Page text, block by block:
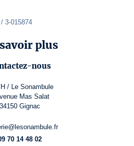
3-015874
plus
nous
/ Le Sonambule
Mas Salat
34150 Gignac
70 14 48 02